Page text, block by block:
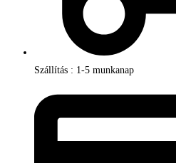
Szállítás : 1-5 munkanap